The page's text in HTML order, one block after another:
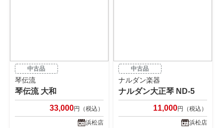
中古品
琴伝流
琴伝流 大和
33,000円（税込）
浜松店
中古品
ナルダン楽器
ナルダン大正琴 ND-5
11,000円（税込）
浜松店